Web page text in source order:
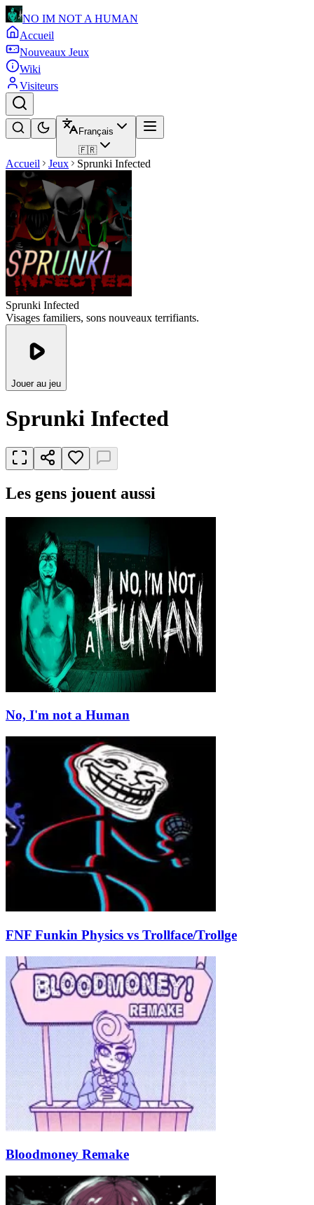
NO IM NOT A HUMAN
Accueil
Nouveaux Jeux
Wiki
Visiteurs
Français
🇫🇷
Accueil Jeux Sprunki Infected
Sprunki Infected
Visages familiers, sons nouveaux terrifiants.
Jouer au jeu
Sprunki Infected
Les gens jouent aussi
No, I'm not a Human
FNF Funkin Physics vs Trollface/Trollge
Bloodmoney Remake